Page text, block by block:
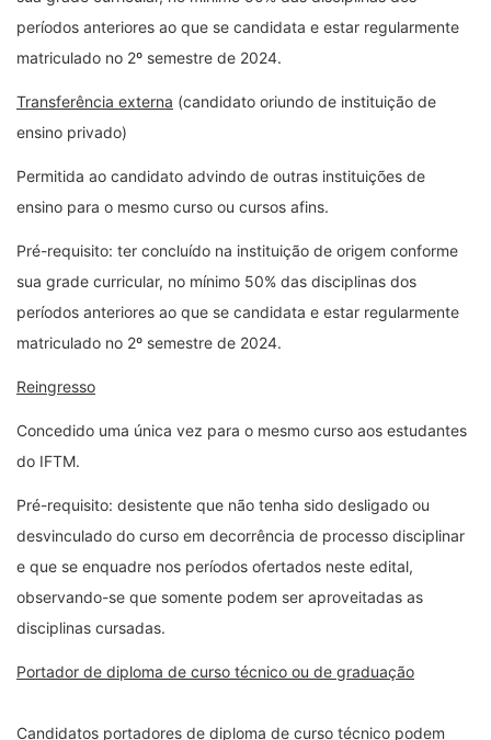
períodos anteriores ao que se candidata e estar regularmente
matriculado no 2º semestre de 2024.
Transferência externa (candidato oriundo de instituição de
ensino privado)
Permitida ao candidato advindo de outras instituições de
ensino para o mesmo curso ou cursos afins.
Pré-requisito: ter concluído na instituição de origem conforme
sua grade curricular, no mínimo 50% das disciplinas dos
períodos anteriores ao que se candidata e estar regularmente
matriculado no 2º semestre de 2024.
Reingresso
Concedido uma única vez para o mesmo curso aos estudantes
do IFTM.
Pré-requisito: desistente que não tenha sido desligado ou
desvinculado do curso em decorrência de processo disciplinar
e que se enquadre nos períodos ofertados neste edital,
observando-se que somente podem ser aproveitadas as
disciplinas cursadas.
Portador de diploma de curso técnico ou de graduação
Candidatos portadores de diploma de curso técnico podem